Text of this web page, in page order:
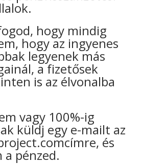
hogy mindig
hogy az ingyenes
legyenek más
a fizetősek
is az élvonalba
vagy 100%-ig
küldj egy e-mailt az
és
a pénzed.